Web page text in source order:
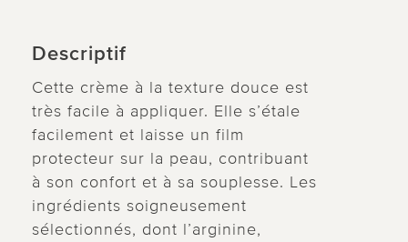
Descriptif
Cette crème à la texture douce est
très facile à appliquer. Elle s’étale
facilement et laisse un film
protecteur sur la peau, contribuant
à son confort et à sa souplesse. Les
ingrédients soigneusement
sélectionnés, dont l’arginine,